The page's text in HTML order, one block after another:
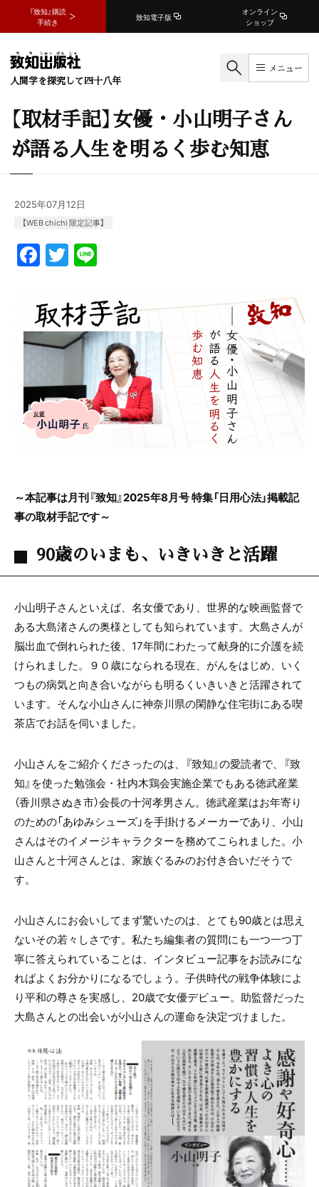
『致知』購読
手続き
致知電子版
オンライン
ショップ
人間学を探究して四十八年
メニュー
【取材手記】女優・小山明子さん
が語る人生を明るく歩む知恵
2025年07月12日
【WEB chichi 限定記事】
F
a
c
e
b
o
k
T
w
itt
er
e
～本記事は月刊『致知』2025年8月号 特集「日用心法」掲載記
事の取材手記です～
90歳のいまも、いきいきと活躍
小山明子さんといえば、名女優であり、世界的な映画監督で
ある大島渚さんの奥様としても知られています。大島さんが
脳出血で倒れられた後、17年間にわたって献身的に介護を続
けられました。９０歳になられる現在、がんをはじめ、いく
つもの病気と向き合いながらも明るくいきいきと活躍されて
います。そんな小山さんに神奈川県の閑静な住宅街にある喫
茶店でお話を伺いました。
小山さんをご紹介くださったのは、『致知』の愛読者で、『致
知』を使った勉強会・社内木鶏会実施企業でもある徳武産業
（香川県さぬき市）会長の十河孝男さん。徳武産業はお年寄り
のための「あゆみシューズ」を手掛けるメーカーであり、小山
さんはそのイメージキャラクターを務めてこられました。小
山さんと十河さんとは、家族ぐるみのお付き合いだそうで
す。
小山さんにお会いしてまず驚いたのは、とても90歳とは思え
ないその若々しさです。私たち編集者の質問にも一つ一つ丁
寧に答えられていることは、インタビュー記事をお読みにな
ればよくお分かりになるでしょう。子供時代の戦争体験によ
り平和の尊さを実感し、20歳で女優デビュー。助監督だった
大島さんとの出会いが小山さんの運命を決定づけました。